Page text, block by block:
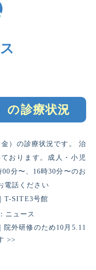
の診療状況
）の診療状況です。 治
おります。成人・小児
分〜、16時30分〜のお
電話ください
T-SITE3号館
ニュース
院外研修のため10月5.11
>>